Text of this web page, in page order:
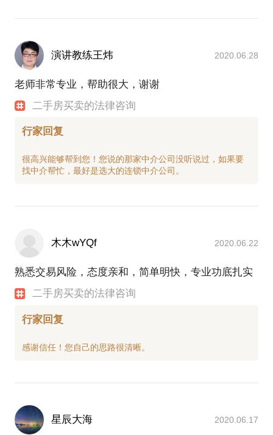
演讲教练王炜 2020.06.28
老师非常专业，帮助很大，谢谢
二手房买卖的法律咨询
行家回复
很高兴能够帮到您！您说的那家中介公司没听说过，如果要
木木wYQf 2020.06.22
熟悉交易风险，态度亲和，简单明快，专业功底扎实
二手房买卖的法律咨询
行家回复
星辰大海 2020.06.17